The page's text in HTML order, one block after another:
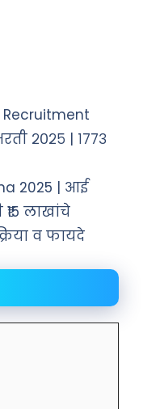
२०२५ | १७७३
2025 | आई
लाखांचे
व फायदे